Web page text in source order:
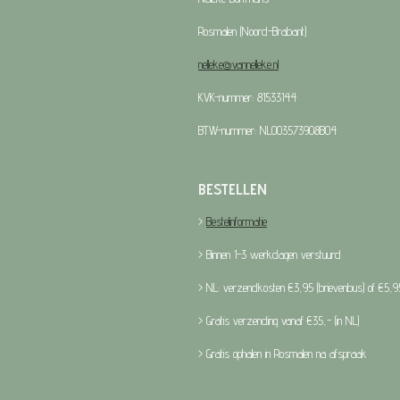
Rosmalen (Noord-Brabant)
nelleke@vannelleke.nl
KVK-nummer: 81533144
BTW-nummer: NL003573908B04
BESTELLEN
> Bestelinformatie
> Binnen 1-3 werkdagen verstuurd
> NL: verzendkosten €3,95 (brievenbus) of
> Gratis verzending vanaf €35,- (in NL)
> Gratis ophalen in Rosmalen na afspraak